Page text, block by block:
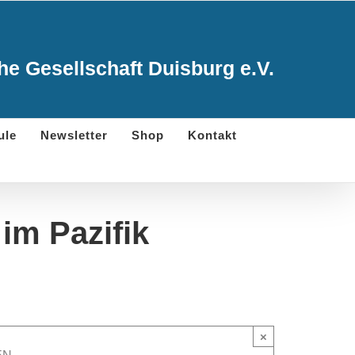
Gesellschaft Duisburg e.V.
Newsletter Shop Kontakt
Pazifik
×